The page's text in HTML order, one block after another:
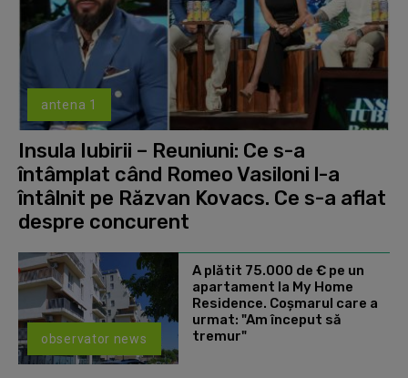
antena 1
Insula Iubirii – Reuniuni: Ce s-a
întâmplat când Romeo Vasiloni l-a
întâlnit pe Răzvan Kovacs. Ce s-a aflat
despre concurent
observator news
A plătit 75.000 de € pe un
apartament la My Home
Residence. Coşmarul care a
urmat: "Am început să
tremur"